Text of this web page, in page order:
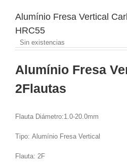
Alumínio Fresa Vertical
HRC55
Sin existencias
Alumínio Fresa
2Flautas
Flauta Diámetro:1.0-20.0mm
Tipo: Alumínio Fresa Vertical
Flauta: 2F